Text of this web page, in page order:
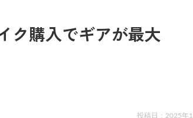
ク購入でギアが最大
投稿日： 2025年